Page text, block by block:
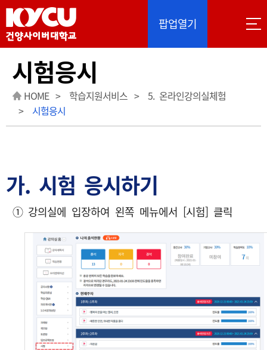
이 사이트는 Google 자동 번역을 제공합니다. 번역
팝업열기
시험응시
HOME 학습지원서비스
5. 온라인강의실체험
시험응시
가. 시험 응시하기
① 강의실에 입장하여 왼쪽 메뉴에서 [시험] 클릭